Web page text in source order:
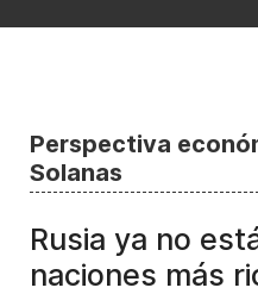
Perspectiva
Solanas
Rusia ya no
naciones más